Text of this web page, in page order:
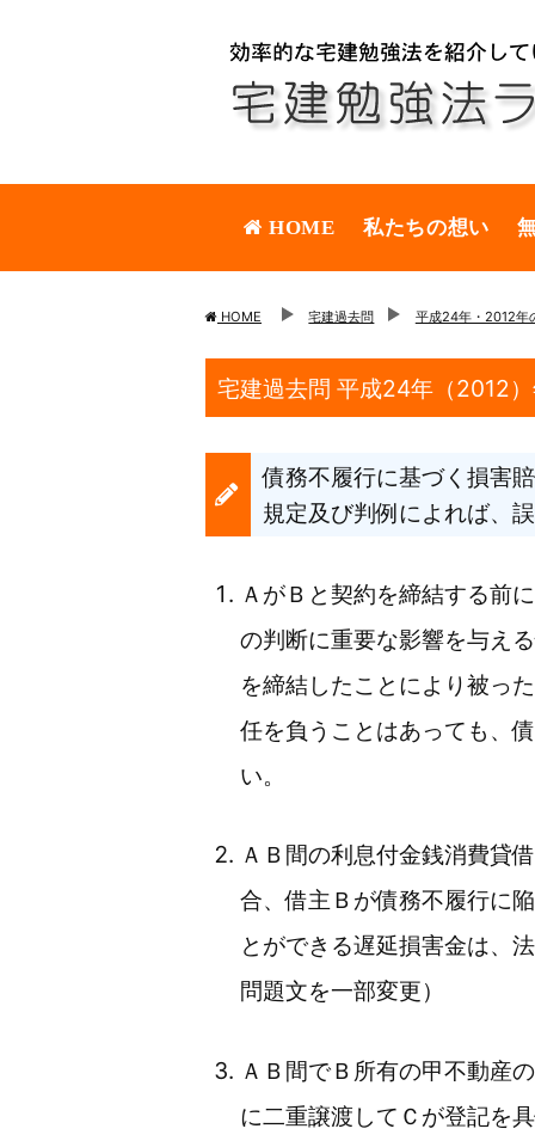
HOME 私たちの想い
HOME 宅建過去問 平成24年・2012年
宅建過去問 平成24年（2012
債務不履行に基づく損害
規定及び判例によれば、
ＡがＢと契約を締結する前
の判断に重要な影響を与え
を締結したことにより被っ
任を負うことはあっても、
い。
ＡＢ間の利息付金銭消費貸
合、借主Ｂが債務不履行に
とができる遅延損害金は、
問題文を一部変更）
ＡＢ間でＢ所有の甲不動産
に二重譲渡してＣが登記を